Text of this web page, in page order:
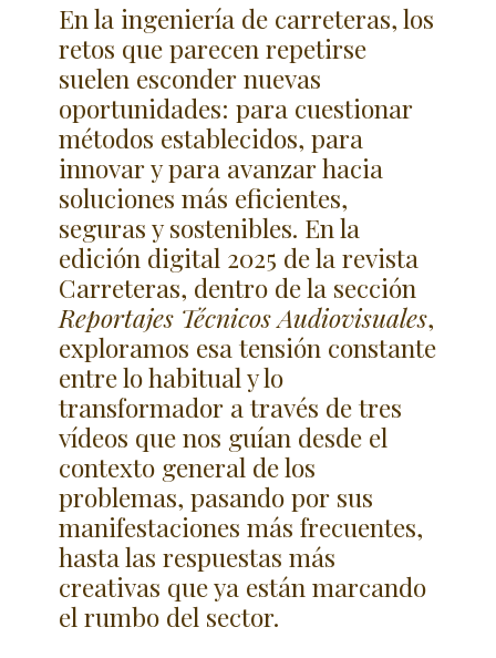
En la ingeniería de carreteras, los
retos que parecen repetirse
suelen esconder nuevas
oportunidades: para cuestionar
métodos establecidos, para
innovar y para avanzar hacia
soluciones más eficientes,
seguras y sostenibles. En la
edición digital 2025 de la revista
Carreteras, dentro de la sección
Reportajes Técnicos Audiovisuales,
exploramos esa tensión constante
entre lo habitual y lo
transformador a través de tres
vídeos que nos guían desde el
contexto general de los
problemas, pasando por sus
manifestaciones más frecuentes,
hasta las respuestas más
creativas que ya están marcando
el rumbo del sector.